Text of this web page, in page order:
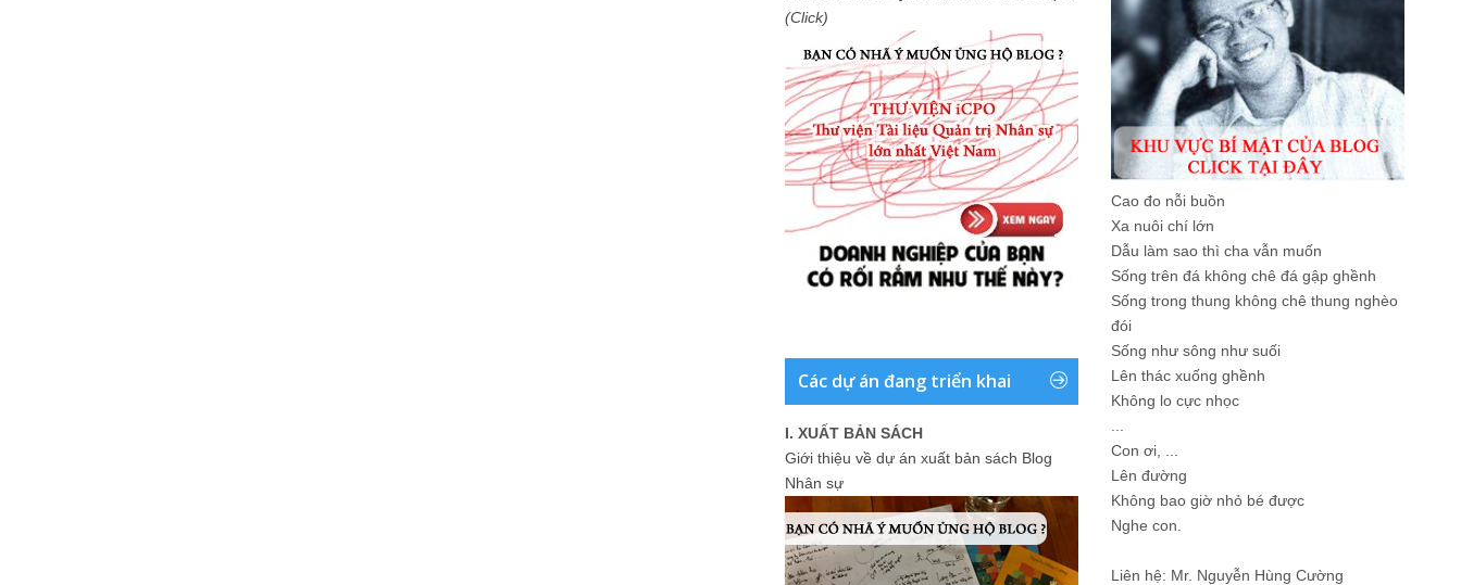
(Click)
Các dự án đang triển khai
I. XUẤT BẢN SÁCH
Giới thiệu về dự án xuất bản sách Blog
Nhân sự
Cao đo nỗi buồn
Xa nuôi chí lớn
Dẫu làm sao thì cha vẫn muốn
Sống trên đá không chê đá gập ghềnh
Sống trong thung không chê thung nghèo
đói
Sống như sông như suối
Lên thác xuống ghềnh
Không lo cực nhọc
Con ơi, ...
Lên đường
Không bao giờ nhỏ bé được
Nghe con.
Liên hệ: Mr. Nguyễn Hùng Cường